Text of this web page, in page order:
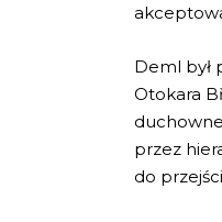
Deml był
Otokara
przez
do